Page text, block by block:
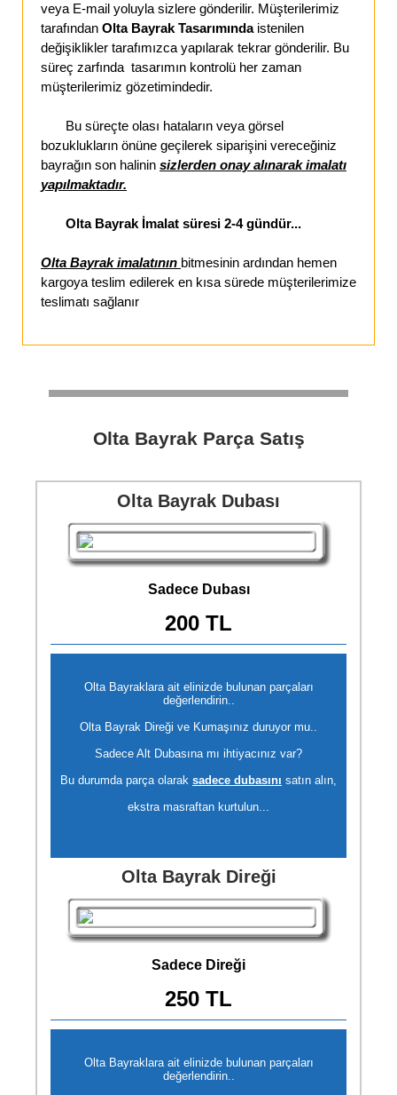
veya E-mail yoluyla sizlere gönderilir. Müşterilerimiz
tarafından Olta Bayrak Tasarımında istenilen
değişiklikler tarafımızca yapılarak tekrar gönderilir. Bu
süreç zarfında tasarımın kontrolü her zaman
müşterilerimiz gözetimindedir.
Bu süreçte olası hataların veya görsel
bozuklukların önüne geçilerek siparişini vereceğiniz
bayrağın son halinin sizlerden onay alınarak imalatı
yapılmaktadır.
Olta Bayrak İmalat süresi 2-4 gündür...
Olta Bayrak imalatının bitmesinin ardından hemen
kargoya teslim edilerek en kısa sürede müşterilerimize
teslimatı sağlanır
Olta Bayrak Parça Satış
Olta Bayrak Dubası
Sadece Dubası
200 TL
Olta Bayraklara ait elinizde bulunan parçaları
değerlendirin..
Olta Bayrak Direği ve Kumaşınız duruyor mu..
Sadece Alt Dubasına mı ihtiyacınız var?
Bu durumda parça olarak sadece dubasını satın alın,
ekstra masraftan kurtulun...
Olta Bayrak Direği
Sadece Direği
250 TL
Olta Bayraklara ait elinizde bulunan parçaları
değerlendirin..